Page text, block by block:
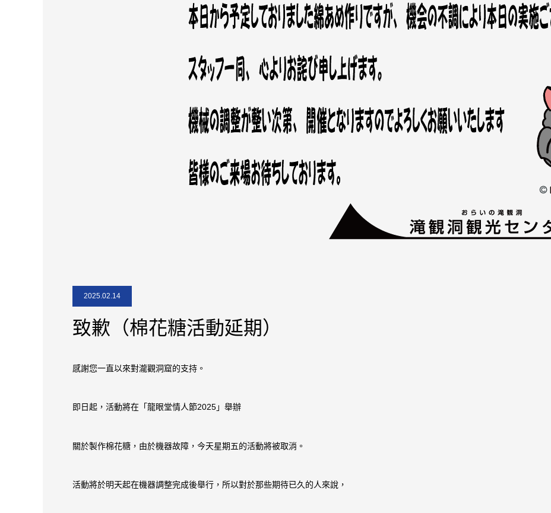
2025.02.14
致歉（棉花糖活動延期）
感謝您一直以來對瀧觀洞窟的支持。
即日起，活動將在「龍眼堂情人節2025」舉辦
關於製作棉花糖，由於機器故障，今天星期五的活動將被取消。
活動將於明天起在機器調整完成後舉行，所以對於那些期待已久的人來說，